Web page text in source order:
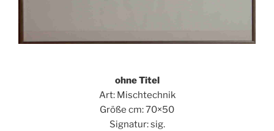
ohne Titel
Art: Mischtechnik
Größe cm: 70×50
Signatur: sig.